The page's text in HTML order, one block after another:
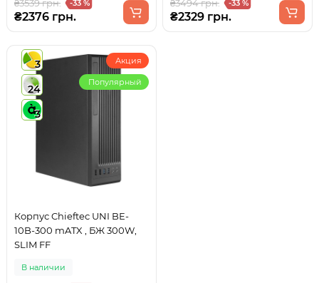
₴3539 грн. -33 %
₴2376 грн.
₴3494 грн. -33 %
₴2329 грн.
3
24
3
Акция
Популярный
Корпус Chieftec UNI BE-
10B-300 mATX , БЖ 300W,
SLIM FF
В наличии